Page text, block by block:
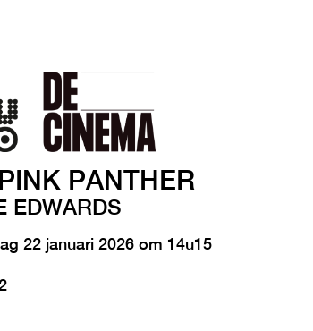
PANTHER
EDWARDS
22 januari 2026 om 14u15